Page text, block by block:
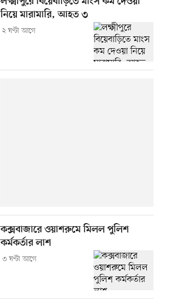
নিয়ে মারামারি, আহত ৩
২ ঘণ্টা আগে
কক্সবাজারে ওয়াশরুমে মিলল পুলিশ
কর্মকর্তার লাশ
৩ ঘণ্টা আগে